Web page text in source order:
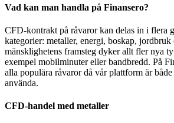
Vad kan man handla på Finansero?
CFD-kontrakt på råvaror kan delas in i flera
kategorier: metaller, energi, boskap,
mänsklighetens framsteg dyker allt fler nya
exempel mobilminuter eller bandbredd. På
alla populära råvaror då vår plattform är
använda.
CFD-handel med metaller